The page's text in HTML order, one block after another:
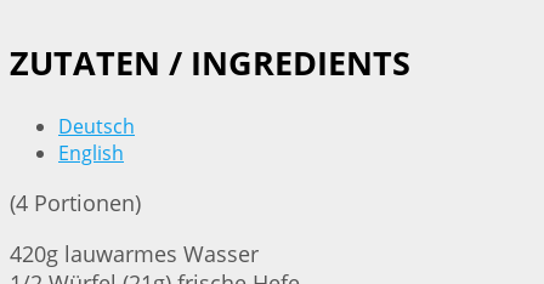
ZUTATEN / INGREDIENTS
Deutsch
English
(4 Portionen)
420g lauwarmes Wasser